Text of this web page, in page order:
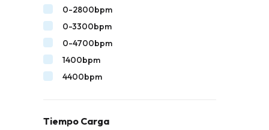
0-2800bpm
0-3300bpm
0-4700bpm
1400bpm
4400bpm
Tiempo Carga